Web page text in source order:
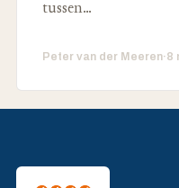
tussen…
Peter van der Meeren·8